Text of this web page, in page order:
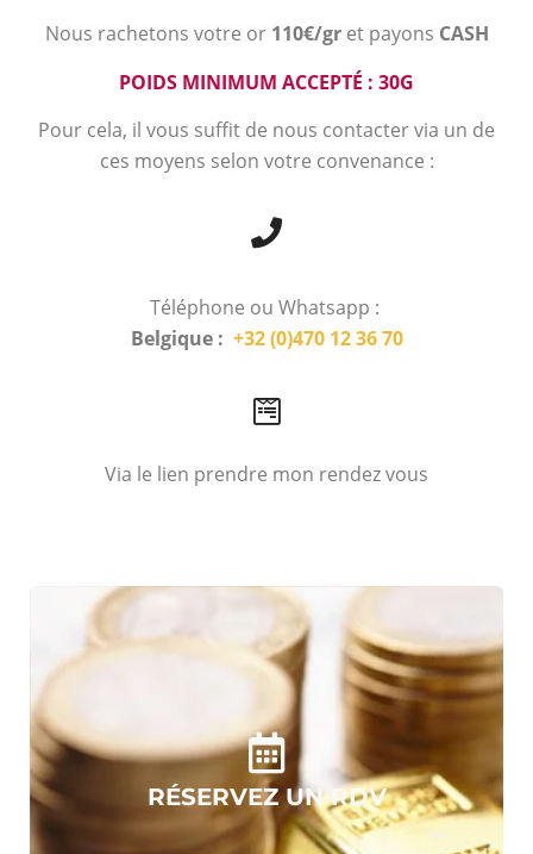
Nous rachetons votre or 110€/gr et payons CASH
POIDS MINIMUM ACCEPTÉ : 30G
Pour cela, il vous suffit de nous contacter via un de
ces moyens selon votre convenance :
Téléphone ou Whatsapp :
Belgique : +32 (0)470 12 36 70
Via le lien prendre mon rendez vous
RÉSERVEZ UN RDV